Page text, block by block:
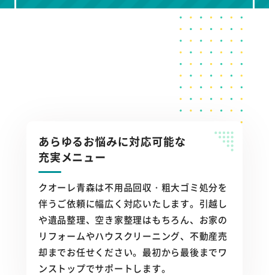
あらゆるお悩みに対応可能な
充実メニュー
クオーレ青森は不用品回収・粗大ゴミ処分を
伴うご依頼に幅広く対応いたします。引越し
や遺品整理、空き家整理はもちろん、お家の
リフォームやハウスクリーニング、不動産売
却までお任せください。最初から最後までワ
ンストップでサポートします。